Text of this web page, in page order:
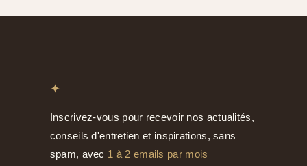
✦
Inscrivez-vous pour recevoir nos actualités,
conseils d'entretien et inspirations, sans
spam, avec 1 à 2 emails par mois